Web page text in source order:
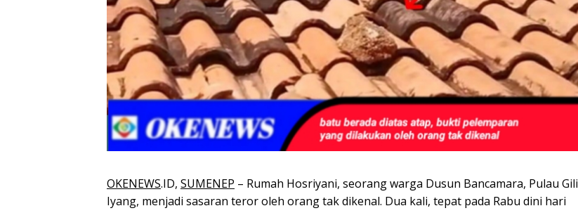
OKENEWS.ID, SUMENEP – Rumah Hosriyani, seorang warga Dusun Bancamara, Pulau Gili
Iyang, menjadi sasaran teror oleh orang tak dikenal. Dua kali, tepat pada Rabu dini hari